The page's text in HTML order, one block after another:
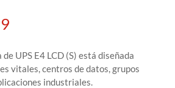
UPS E4 LCD (S) está diseñada
vitales, centros de datos, grupos
industriales.